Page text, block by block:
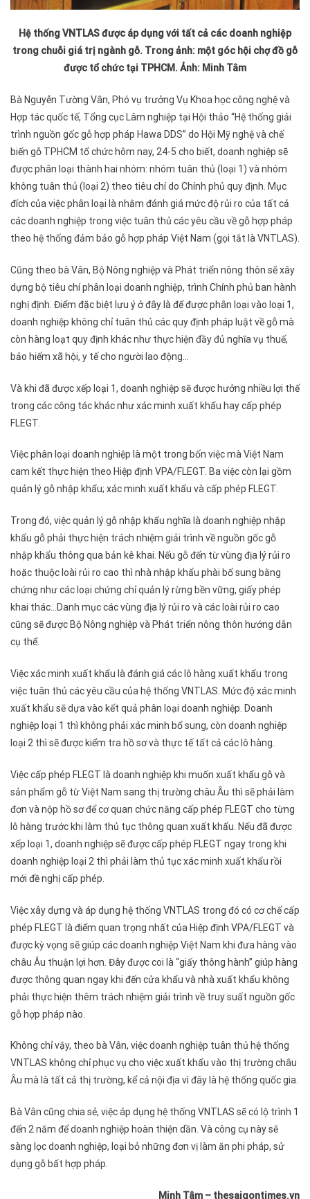
Hệ thống VNTLAS được áp dụng với tất cả các doanh nghiệp
trong chuỗi giá trị ngành gỗ. Trong ảnh: một góc hội chợ đồ gỗ
được tổ chức tại TPHCM. Ảnh: Minh Tâm
Bà Nguyễn Tường Vân, Phó vụ trưởng Vụ Khoa học công nghệ và
Hợp tác quốc tế, Tổng cục Lâm nghiệp tại Hội thảo “Hệ thống giải
trình nguồn gốc gỗ hợp pháp Hawa DDS” do Hội Mỹ nghệ và chế
biến gỗ TPHCM tổ chức hôm nay, 24-5 cho biết, doanh nghiệp sẽ
được phân loại thành hai nhóm: nhóm tuân thủ (loại 1) và nhóm
không tuân thủ (loại 2) theo tiêu chí do Chính phủ quy định. Mục
đích của việc phân loại là nhằm đánh giá mức độ rủi ro của tất cả
các doanh nghiệp trong việc tuân thủ các yêu cầu về gỗ hợp pháp
theo hệ thống đảm bảo gỗ hợp pháp Việt Nam (gọi tắt là VNTLAS).
Cũng theo bà Vân, Bộ Nông nghiệp và Phát triển nông thôn sẽ xây
dựng bộ tiêu chí phân loại doanh nghiệp, trình Chính phủ ban hành
nghị định. Điểm đặc biệt lưu ý ở đây là để được phân loại vào loại 1,
doanh nghiệp không chỉ tuân thủ các quy định pháp luật về gỗ mà
còn hàng loạt quy định khác như thực hiện đầy đủ nghĩa vụ thuế,
bảo hiểm xã hội, y tế cho người lao động…
Và khi đã được xếp loại 1, doanh nghiệp sẽ được hưởng nhiều lợi thế
trong các công tác khác như xác minh xuất khẩu hay cấp phép
FLEGT.
Việc phân loại doanh nghiệp là một trong bốn việc mà Việt Nam
cam kết thực hiện theo Hiệp định VPA/FLEGT. Ba việc còn lại gồm
quản lý gỗ nhập khẩu; xác minh xuất khẩu và cấp phép FLEGT.
Trong đó, việc quản lý gỗ nhập khẩu nghĩa là doanh nghiệp nhập
khẩu gỗ phải thực hiện trách nhiệm giải trình về nguồn gốc gỗ
nhập khẩu thông qua bản kê khai. Nếu gỗ đến từ vùng địa lý rủi ro
hoặc thuộc loài rủi ro cao thì nhà nhập khẩu phài bổ sung bằng
chứng như các loại chứng chỉ quản lý rừng bền vững, giấy phép
khai thác…Danh mục các vùng địa lý rủi ro và các loài rủi ro cao
cũng sẽ được Bộ Nông nghiệp và Phát triển nông thôn hướng dẫn
cụ thể.
Việc xác minh xuất khẩu là đánh giá các lô hàng xuất khẩu trong
việc tuân thủ các yêu cầu của hệ thống VNTLAS. Mức độ xác minh
xuất khẩu sẽ dựa vào kết quả phân loại doanh nghiệp. Doanh
nghiệp loại 1 thì không phải xác minh bổ sung, còn doanh nghiệp
loại 2 thì sẽ được kiểm tra hồ sơ và thực tế tất cả các lô hàng.
Việc cấp phép FLEGT là doanh nghiệp khi muốn xuất khẩu gỗ và
sản phẩm gỗ từ Việt Nam sang thị trường châu Âu thì sẽ phải làm
đơn và nộp hồ sơ để cơ quan chức năng cấp phép FLEGT cho từng
lô hàng trước khi làm thủ tục thông quan xuất khẩu. Nếu đã được
xếp loại 1, doanh nghiệp sẽ được cấp phép FLEGT ngay trong khi
doanh nghiệp loại 2 thì phải làm thủ tục xác minh xuất khẩu rồi
mới đề nghị cấp phép.
Việc xây dựng và áp dụng hệ thống VNTLAS trong đó có cơ chế cấp
phép FLEGT là điểm quan trọng nhất của Hiệp định VPA/FLEGT và
được kỳ vọng sẽ giúp các doanh nghiệp Việt Nam khi đưa hàng vào
châu Âu thuận lợi hơn. Đây được coi là “giấy thông hành” giúp hàng
được thông quan ngay khi đến cửa khẩu và nhà xuất khẩu không
phải thực hiện thêm trách nhiệm giải trình về truy suất nguồn gốc
gỗ hợp pháp nào.
Không chỉ vậy, theo bà Vân, việc doanh nghiệp tuân thủ hệ thống
VNTLAS không chỉ phục vụ cho việc xuất khẩu vào thị trường châu
Âu mà là tất cả thị trường, kể cả nội địa vì đây là hệ thống quốc gia.
Bà Vân cũng chia sẻ, việc áp dụng hệ thống VNTLAS sẽ có lộ trình 1
đến 2 năm để doanh nghiệp hoàn thiện dần. Và công cụ này sẽ
sàng lọc doanh nghiệp, loại bỏ những đơn vị làm ăn phi pháp, sử
dụng gỗ bất hợp pháp.
Minh Tâm – thesaigontimes.vn